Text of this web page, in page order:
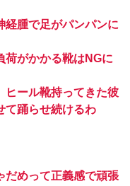
経腫で足がパンパンに
荷がかかる靴はNGに
ヒール靴持ってきた彼
て踊らせ続けるわ
だめって正義感で頑張